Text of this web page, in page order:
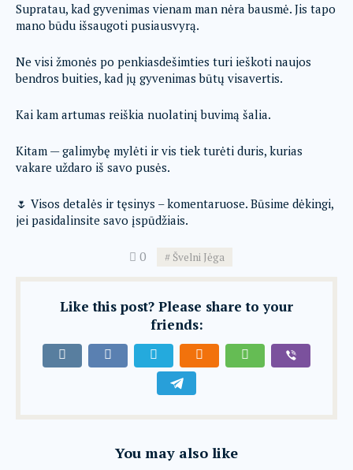
Supratau, kad gyvenimas vienam man nėra bausmė. Jis tapo
mano būdu išsaugoti pusiausvyrą.
Ne visi žmonės po penkiasdešimties turi ieškoti naujos
bendros buities, kad jų gyvenimas būtų visavertis.
Kai kam artumas reiškia nuolatinį buvimą šalia.
Kitam — galimybę mylėti ir vis tiek turėti duris, kurias
vakare uždaro iš savo pusės.
🌷 Visos detalės ir tęsinys – komentaruose. Būsime dėkingi,
jei pasidalinsite savo įspūdžiais.
0 Švelni Jėga
Like this post? Please share to your
friends:
You may also like